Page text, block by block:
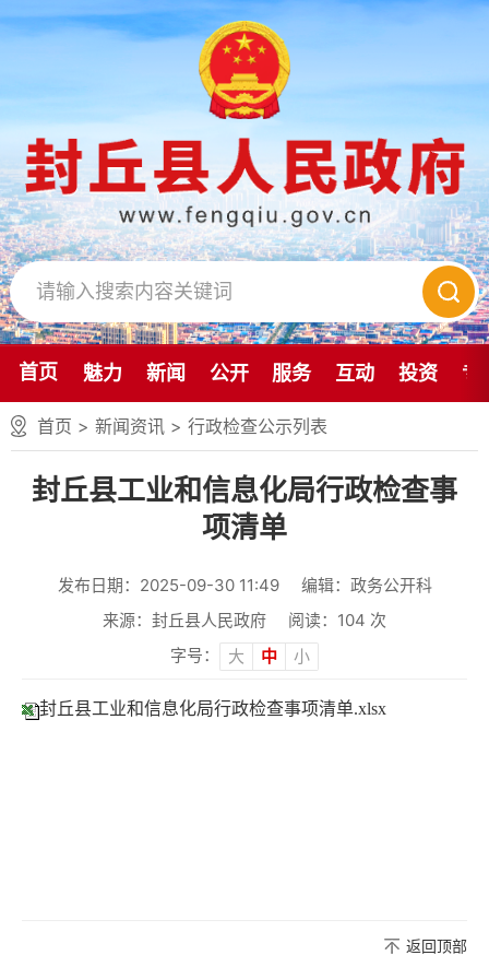
首页 魅力 新闻 公开 服务 互动 投资 专
首页 > 新闻资讯 > 行政检查公示列表
封丘县工业和信息化局行政检查事
项清单
发布日期：2025-09-30 11:49
编辑：政务公开科
来源：封丘县人民政府
阅读： 104 次
字号：
大 中 小
封丘县工业和信息化局行政检查事项清单.xlsx
返回顶部